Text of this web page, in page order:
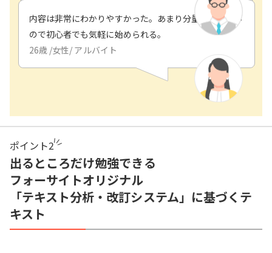
内容は非常にわかりやすかった。あまり分量が多くない
ので初心者でも気軽に始められる。
26歳 /女性/ アルバイト
ポイント2
出るところだけ勉強できる
フォーサイトオリジナル
「テキスト分析・改訂システム」に基づくテ
キスト